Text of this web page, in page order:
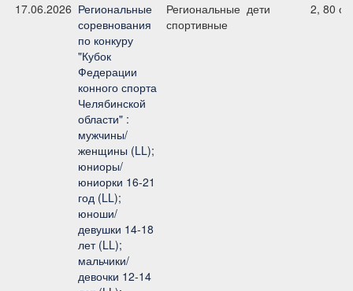
17.06.2026 Региональные
соревнования
по конкуру
"Кубок
Федерации
конного спорта
Челябинской
области" :
мужчины/
женщины (LL);
юниоры/
юниорки 16-21
год (LL);
юноши/
девушки 14-18
лет (LL);
мальчики/
девочки 12-14
Региональные
спортивные
дети 2, 80 см